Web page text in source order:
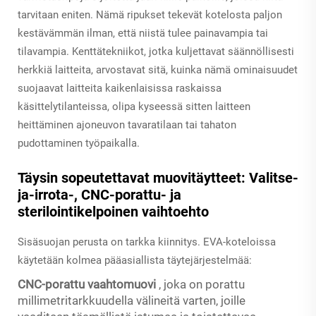
tarvitaan eniten. Nämä ripukset tekevät kotelosta paljon
kestävämmän ilman, että niistä tulee painavampia tai
tilavampia. Kenttätekniikot, jotka kuljettavat säännöllisesti
herkkiä laitteita, arvostavat sitä, kuinka nämä ominaisuudet
suojaavat laitteita kaikenlaisissa raskaissa
käsittelytilanteissa, olipa kyseessä sitten laitteen
heittäminen ajoneuvon tavaratilaan tai tahaton
pudottaminen työpaikalla.
Täysin sopeutettavat muovitäytteet: Valitse-
ja-irrota-, CNC-porattu- ja
sterilointikelpoinen vaihtoehto
Sisäsuojan perusta on tarkka kiinnitys. EVA-koteloissa
käytetään kolmea pääasiallista täytejärjestelmää:
CNC-porattu vaahtomuovi , joka on porattu
millimetritarkkuudella välineitä varten, joille